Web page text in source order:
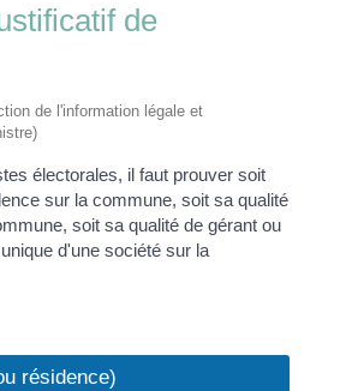
de
de l'information légale et
électorales, il faut prouver soit
sur la commune, soit sa qualité
soit sa qualité de gérant ou
d'une société sur la
résidence)